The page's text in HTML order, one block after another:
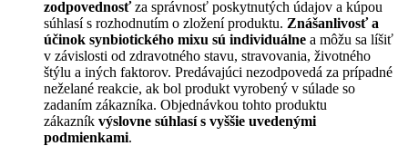
zodpovednosťza správnosť poskytnutých údajov a kúpou
súhlasí s rozhodnutím o zložení produktu. Znášanlivosť a
účinok synbiotického mixu sú individuálne a môžu sa líšiť
v závislosti od zdravotného stavu, stravovania, životného
štýlu a iných faktorov. Predávajúci nezodpovedá za prípadné
neželané reakcie, ak bol produkt vyrobený v súlade so
zadaním zákazníka. Objednávkou tohto produktu
zákazník výslovne súhlasí s vyššie uvedenými
podmienkami.